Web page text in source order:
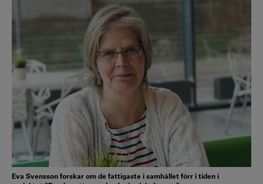
Eva Svensson forskar om de fattigaste i samhället förr i tiden i